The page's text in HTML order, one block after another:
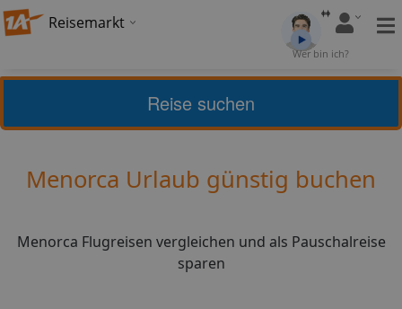
Reisemarkt
Wer bin ich?
Spanien Menorca
4,41 (5) Bewerten
Menorca Urlaub günstig buchen
Menorca Flugreisen vergleichen und als Pauschalreise
sparen
Reise suchen